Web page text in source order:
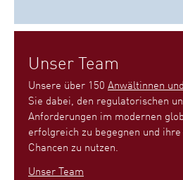
Unser Team
Unsere über 150 Anwältinnen
Sie dabei, den regulatorischen
Anforderungen im modernen
erfolgreich zu begegnen und
Chancen zu nutzen.
Unser Team